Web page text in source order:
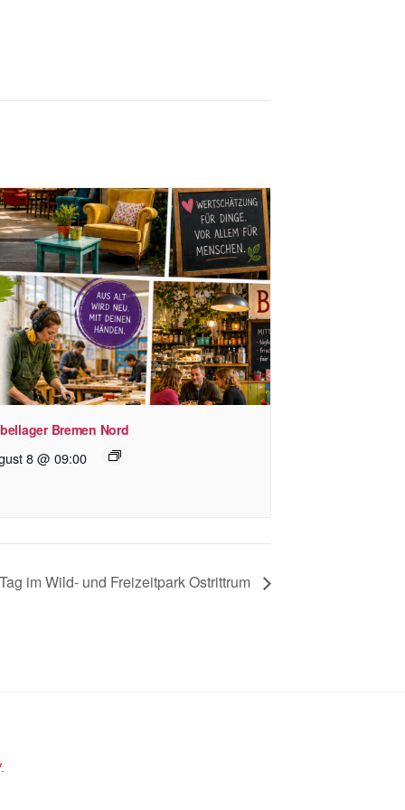
Bremen Nord
8 @ 09:00
im Wild- und Freizeitpark Ostrittrum